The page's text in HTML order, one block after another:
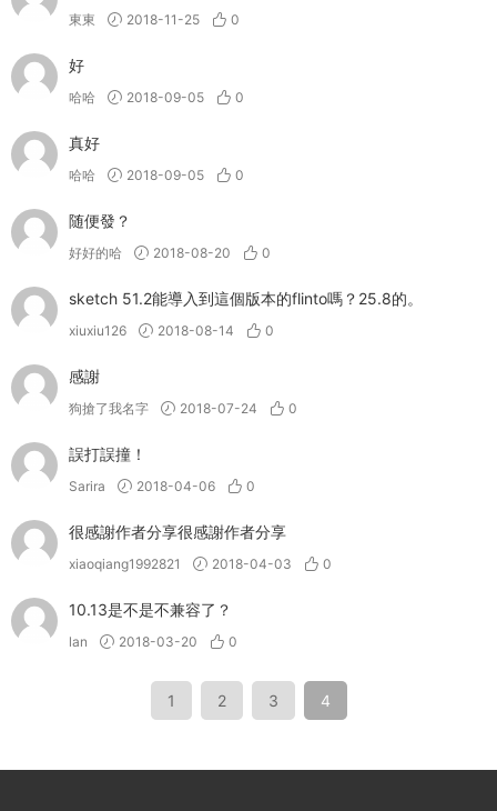
東東 2018-11-25 0
好
哈哈 2018-09-05 0
真好
哈哈 2018-09-05 0
随便發？
好好的哈 2018-08-20 0
sketch 51.2能導入到這個版本的flinto嗎？25.8的。
xiuxiu126 2018-08-14 0
感謝
狗搶了我名字 2018-07-24 0
誤打誤撞！
Sarira 2018-04-06 0
很感謝作者分享很感謝作者分享
xiaoqiang1992821 2018-04-03 0
10.13是不是不兼容了？
lan 2018-03-20 0
1 2 3 4